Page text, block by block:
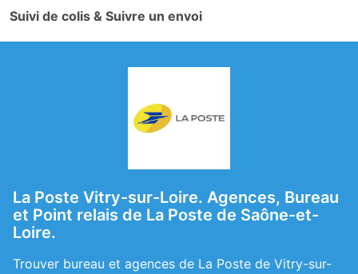
Suivi de colis & Suivre un envoi
La Poste Vitry-sur-Loire. Agences, Bureau
et Point relais de La Poste de Saône-et-
Loire.
Trouver bureau et agences de La Poste de Vitry-sur-